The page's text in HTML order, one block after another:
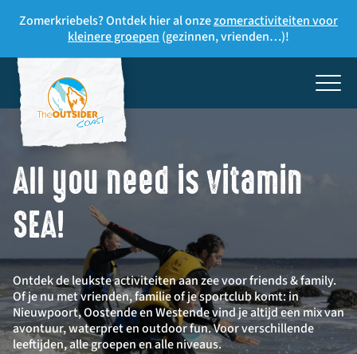
Zomerkriebels? Ontdek hier al onzezomeractiviteiten voor
kleinere groepen (gezinnen, vrienden…)!
All you need is vitamin
SEA!
Ontdek de leukste activiteiten aan zee voor friends & family.
Of je nu met vrienden, familie of je sportclub komt: in
Nieuwpoort, Oostende en Westende vind je altijd een mix van
avontuur, waterpret en outdoor fun. Voor verschillende
leeftijden, alle groepen en alle niveaus.